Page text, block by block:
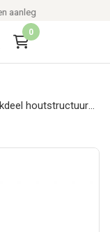
0
houtstructuur